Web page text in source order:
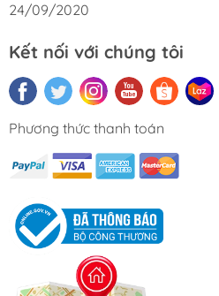
24/09/2020
Kết nối với chúng tôi
Phương thức thanh toán